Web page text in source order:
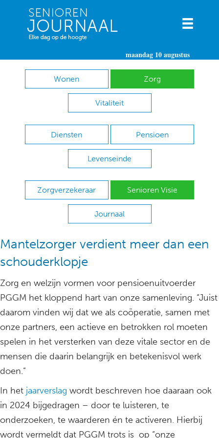
maandag 10 augustus
Wonen Zorg
Vitaliteit
Diensten Pensioen
Levenseinde
Zorgverzekeraar Senioren Visie
Journaal
Mantelzorger verdient meer dan een
schouderklopje
Zorg en welzijn vormen voor pensioenuitvoerder
PGGM het kloppend hart van onze samenleving. “Juist
daarom vinden wij dat we als coöperatie, samen met
onze partners, een actieve en betrokken rol moeten
spelen in het versterken van deze vitale sector en de
mensen die daarin belangrijk en betekenisvol werk
doen.”
In het jaarverslag wordt beschreven hoe daaraan ook
in 2024 bijgedragen – door te luisteren, te
onderzoeken, te waarderen én te activeren. Hierbij
wordt vermeldt dat PGGM trots is op “onze